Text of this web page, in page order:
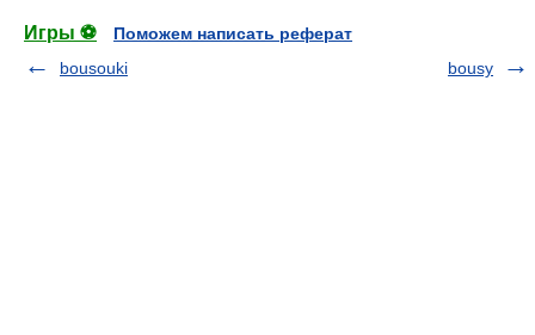
Игры ⚽
Поможем написать реферат
bousouki
bousy